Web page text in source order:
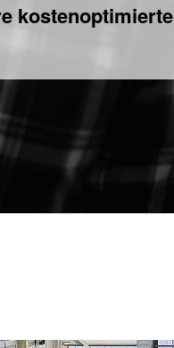
kostenoptimierte